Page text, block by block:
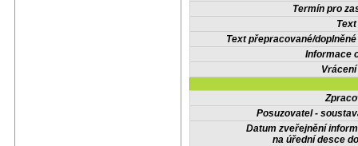
Termín pro
Text přepracované/
Informace
Posuzovatel -
Datum zveřejnění
na úřední desce